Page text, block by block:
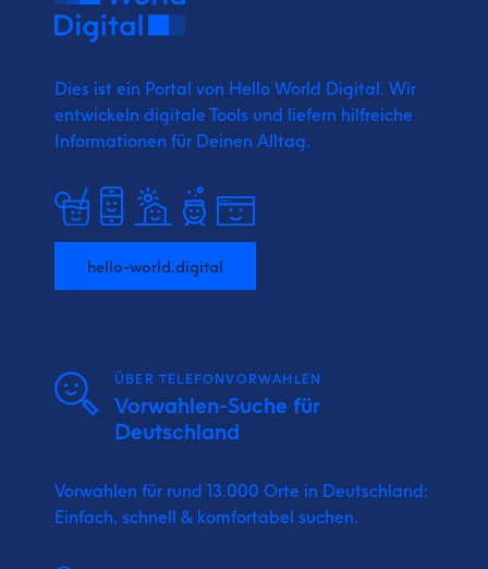
Dies ist ein Portal von Hello World Digital. Wir
entwickeln digitale Tools und liefern hilfreiche
Informationen für Deinen Alltag.
hello-world.digital
ÜBER TELEFONVORWAHLEN
Vorwahlen-Suche für
Deutschland
Vorwahlen für rund 13.000 Orte in Deutschland:
Einfach, schnell & komfortabel suchen.